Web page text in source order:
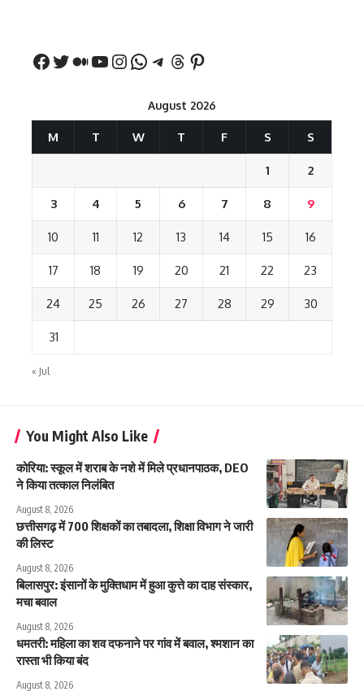
August 2026
M T W T F S S
1 2
3 4 5 6 7 8 9
10 11 12 13 14 15 16
17 18 19 20 21 22 23
24 25 26 27 28 29 30
31
« Jul
You Might Also Like
कोरिया: स्कूल में शराब के नशे में मिले प्रधानपाठक, DEO
ने किया तत्काल निलंबित
August 8, 2026
छत्तीसगढ़ में 700 शिक्षकों का तबादला, शिक्षा विभाग ने जारी
की लिस्ट
August 8, 2026
बिलासपुर: इंसानों के मुक्तिधाम में हुआ कुत्ते का दाह संस्कार,
मचा बवाल
August 8, 2026
धमतरी: महिला का शव दफनाने पर गांव में बवाल, श्मशान का
रास्ता भी किया बंद
August 8, 2026